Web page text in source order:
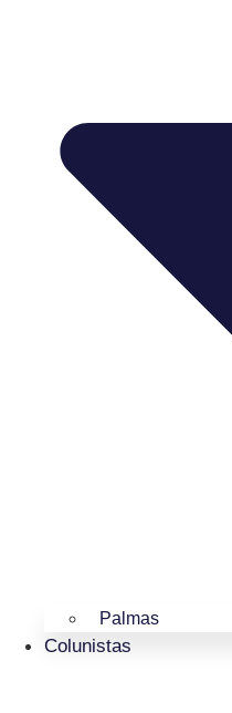
Palmas
Colunistas